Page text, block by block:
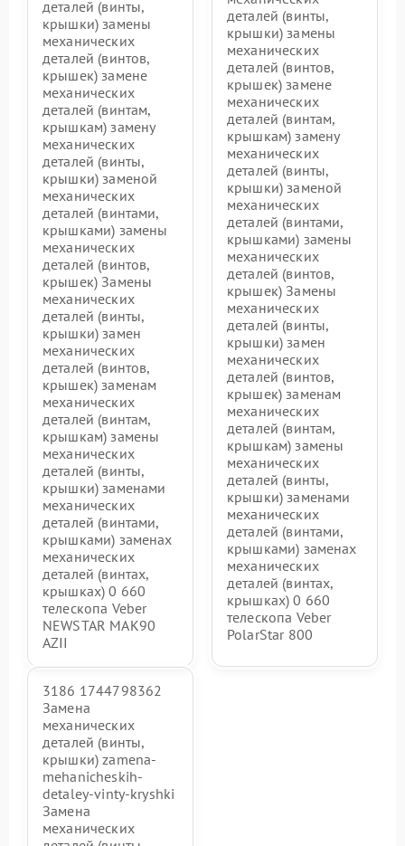
деталей (винты,
крышки) замены
механических
деталей (винтов,
крышек) замене
механических
деталей (винтам,
крышкам) замену
механических
деталей (винты,
крышки) заменой
механических
деталей (винтами,
крышками) замены
механических
деталей (винтов,
крышек) Замены
механических
деталей (винты,
крышки) замен
механических
деталей (винтов,
крышек) заменам
механических
деталей (винтам,
крышкам) замены
механических
деталей (винты,
крышки) заменами
механических
деталей (винтами,
крышками) заменах
механических
деталей (винтах,
крышках) 0 660
телескопа Veber
NEWSTAR MAK90
AZII
деталей (винты,
крышки) замены
механических
деталей (винтов,
крышек) замене
механических
деталей (винтам,
крышкам) замену
механических
деталей (винты,
крышки) заменой
механических
деталей (винтами,
крышками) замены
механических
деталей (винтов,
крышек) Замены
механических
деталей (винты,
крышки) замен
механических
деталей (винтов,
крышек) заменам
механических
деталей (винтам,
крышкам) замены
механических
деталей (винты,
крышки) заменами
механических
деталей (винтами,
крышками) заменах
механических
деталей (винтах,
крышках) 0 660
телескопа Veber
PolarStar 800
3186 1744798362
Замена
механических
деталей (винты,
крышки) zamena-
mehanicheskih-
detaley-vinty-kryshki
Замена
механических